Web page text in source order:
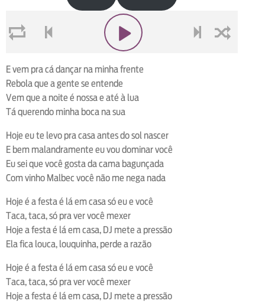
E vem pra cá dançar na minha frente
Rebola que a gente se entende
Vem que a noite é nossa e até à lua
Tá querendo minha boca na sua
Hoje eu te levo pra casa antes do sol nascer
E bem malandramente eu vou dominar você
Eu sei que você gosta da cama bagunçada
Com vinho Malbec você não me nega nada
Hoje é a festa é lá em casa só eu e você
Taca, taca, só pra ver você mexer
Hoje a festa é lá em casa, DJ mete a pressão
Ela fica louca, louquinha, perde a razão
Hoje é a festa é lá em casa só eu e você
Taca, taca, só pra ver você mexer
Hoje a festa é lá em casa, DJ mete a pressão